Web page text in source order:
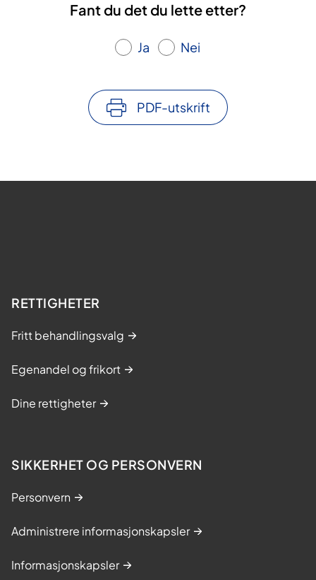
Fant du det du lette etter?
Ja Nei
PDF-utskrift
RETTIGHETER
Fritt behandlingsvalg
Egenandel og frikort
Dine rettigheter
SIKKERHET OG PERSONVERN
Personvern
Administrere informasjonskapsler
Informasjonskapsler